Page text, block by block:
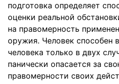
подготовка определяет
оценки реальной
на правомерность
оружия. Человек способен
человека только в двух
панически опасается за
правомерности своих